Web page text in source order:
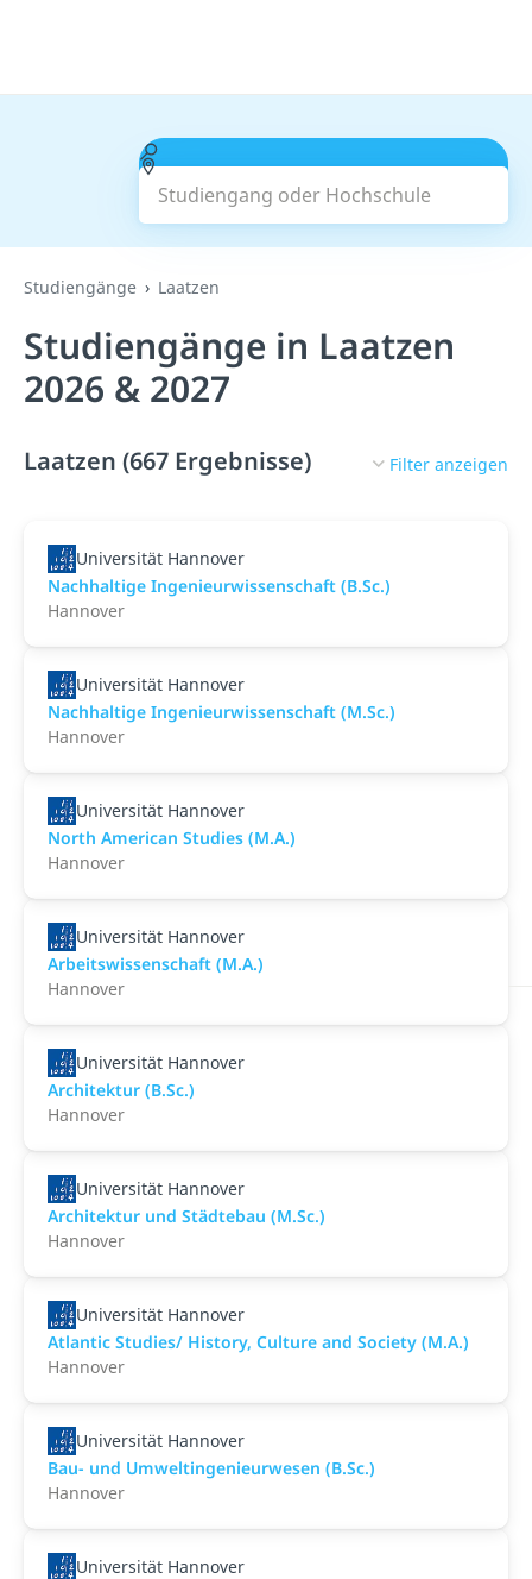
Studiengang oder Hochschule
Suchen
Studiengänge Laatzen
Studiengänge in Laatzen
2026 & 2027
Laatzen (667 Ergebnisse) Filter anzeigen
Universität Hannover
Nachhaltige Ingenieurwissenschaft (B.Sc.)
Hannover
Universität Hannover
Nachhaltige Ingenieurwissenschaft (M.Sc.)
Hannover
Universität Hannover
North American Studies (M.A.)
Hannover
Universität Hannover
Arbeitswissenschaft (M.A.)
Hannover
Universität Hannover
Architektur (B.Sc.)
Hannover
Universität Hannover
Architektur und Städtebau (M.Sc.)
Hannover
Universität Hannover
Atlantic Studies/ History, Culture and Society (M.A.)
Hannover
Universität Hannover
Bau- und Umweltingenieurwesen (B.Sc.)
Hannover
Universität Hannover